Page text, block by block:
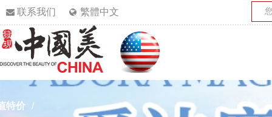
联系我们 繁體中文
特价 /